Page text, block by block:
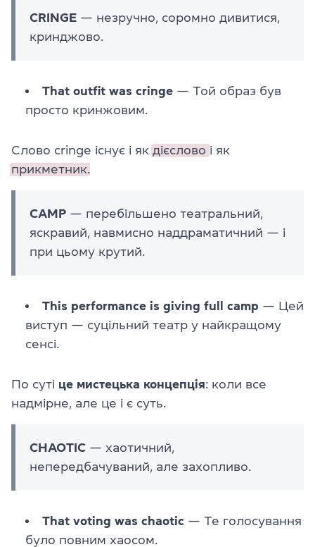
CRINGE — незручно, соромно дивитися,
кринджово.
That outfit was cringe — Той образ був
просто кринжовим.
Слово cringe існує і як дієслово і як
прикметник.
CAMP — перебільшено театральний,
яскравий, навмисно наддраматичний — і
при цьому крутий.
This performance is giving full camp — Цей
виступ — суцільний театр у найкращому
сенсі.
По суті це мистецька концепція: коли все
надмірне, але це і є суть.
CHAOTIC — хаотичний,
непередбачуваний, але захопливо.
That voting was chaotic — Те голосування
було повним хаосом.